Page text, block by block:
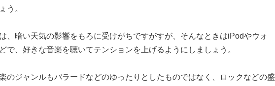
う。
、暗い天気の影響をもろに受けがちですがすが、そんなときはiPodやウォ
で、好きな音楽を聴いてテンションを上げるようにしましょう。
のジャンルもバラードなどのゆったりとしたものではなく、ロックなどの盛